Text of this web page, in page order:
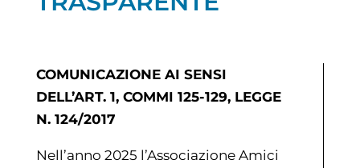
COMUNICAZIONE AI SENSI
DELL’ART. 1, COMMI 125-129, LEGGE
N. 124/2017
Nell’anno 2025 l’Associazione Amici